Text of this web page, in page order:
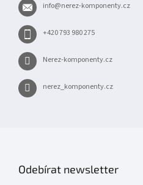
info@nerez-komponenty.cz
+420 793 980 275
Nerez-komponenty.cz
nerez_komponenty.cz
Odebírat newsletter